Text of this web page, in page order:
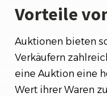
Vorteile
Auktionen bieten
Verkäufern
eine Auktion eine
Wert ihrer Waren